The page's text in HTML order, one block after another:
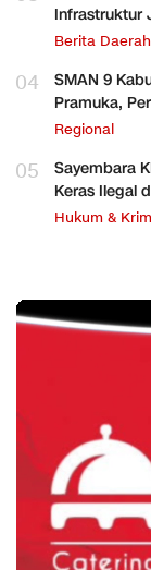
Infrastruktur
Berita Daerah
04
SMAN 9
Pramuka,
Regional
05
Sayembara
Keras Ilegal
Hukum &